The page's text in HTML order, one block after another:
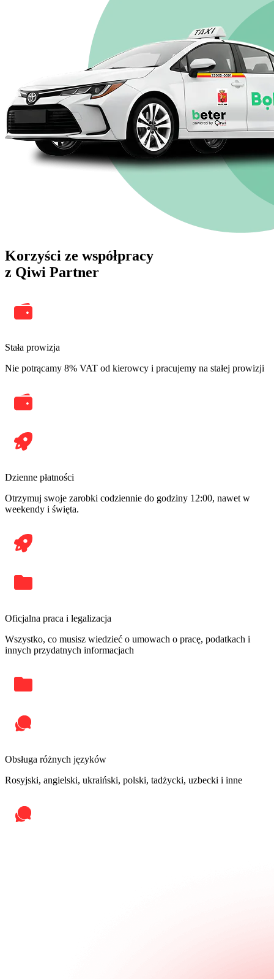
Korzyści ze współpracy
z Qiwi Partner
Stała prowizja
Nie potrącamy 8% VAT od kierowcy i pracujemy na stałej prowizji
Dzienne płatności
Otrzymuj swoje zarobki codziennie do godziny 12:00, nawet w
weekendy i święta.
Oficjalna praca i legalizacja
Wszystko, co musisz wiedzieć o umowach o pracę, podatkach i
innych przydatnych informacjach
Obsługa różnych języków
Rosyjski, angielski, ukraiński, polski, tadżycki, uzbecki i inne